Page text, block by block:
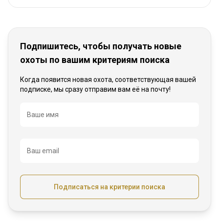
Подпишитесь, чтобы получать новые
охоты по вашим критериям поиска
Когда появится новая охота, соответствующая вашей
подписке, мы сразу отправим вам её на почту!
Название
Ваше имя
Ваш email
Подписаться на критерии поиска